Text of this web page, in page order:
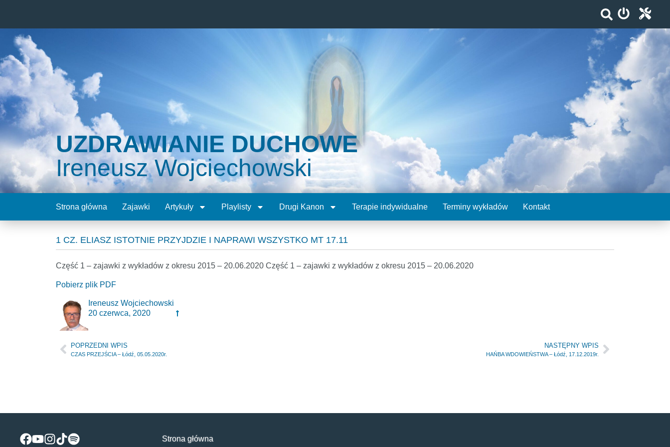
UZDRAWIANIE DUCHOWE
Ireneusz Wojciechowski
Strona główna Zajawki Artykuły Playlisty Drugi Kanon Terapie indywidualne Terminy wykładów Kontakt
1 CZ. ELIASZ ISTOTNIE PRZYJDZIE I NAPRAWI WSZYSTKO MT 17.11
Część 1 – zajawki z wykładów z okresu 2015 – 20.06.2020 Część 1 – zajawki z wykładów z okresu 2015 – 20.06.2020
Pobierz plik PDF
Ireneusz Wojciechowski
20 czerwca, 2020
POPRZEDNI WPIS
CZAS PRZEJŚCIA – Łódź, 05.05.2020r.
NASTĘPNY WPIS
HAŃBA WDOWIEŃSTWA – Łódź, 17.12.2019r.
Strona główna